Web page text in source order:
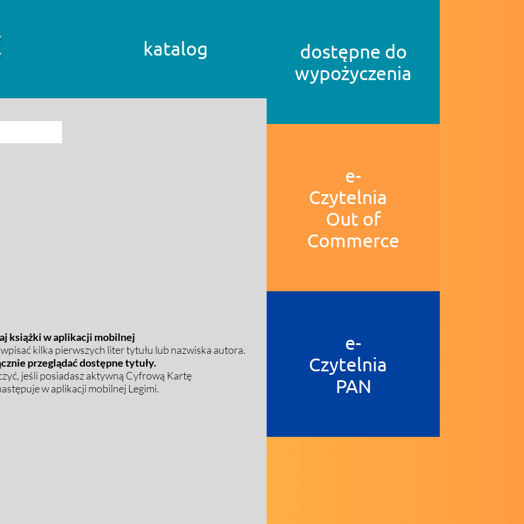
katalog
książki w aplikacji mobilnej
kilka pierwszych liter tytułu lub nazwiska autora.
przeglądać dostępne tytuły.
jeśli posiadasz aktywną Cyfrową Kartę
w aplikacji mobilnej Legimi.
dostępne do
wypożyczenia
e-
Czytelnia
Out of
Commerce
e-
Czytelnia
PAN